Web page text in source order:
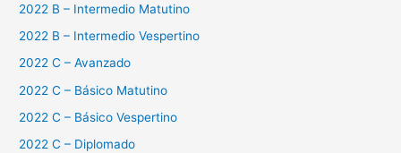
2022 B – Intermedio Matutino
2022 B – Intermedio Vespertino
2022 C – Avanzado
2022 C – Básico Matutino
2022 C – Básico Vespertino
2022 C – Diplomado